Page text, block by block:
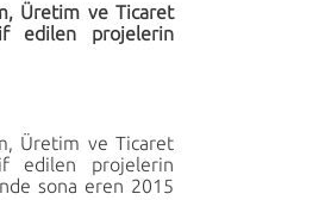
Üretim ve Ticaret
edilen projelerin
Üretim ve Ticaret
edilen projelerin
sona eren 2015